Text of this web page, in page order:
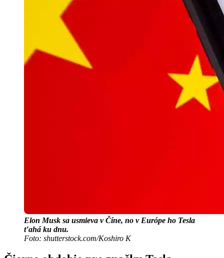
Elon Musk sa usmieva v Číne, no v Európe ho Tesla
ťahá ku dnu.
Foto: shutterstock.com/Koshiro K